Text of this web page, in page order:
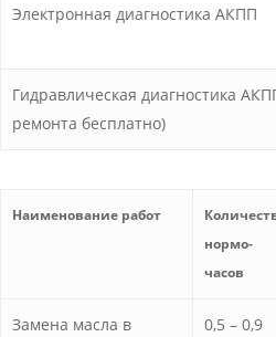
Электронная диагностика АКПП
Гидравлическая диагностика
ремонта бесплатно)
Наименование работ
нормо-
часов
Замена масла в
0,5 – 0,9